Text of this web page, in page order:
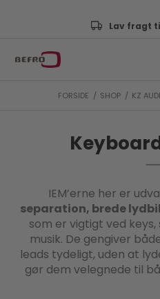
FORSIDE / SHOP / KZ
IEM’erne her er
separation, brede
som er vigtigt ved
musik. De gengiver
leads tydeligt, uden at
gør dem velegnede til